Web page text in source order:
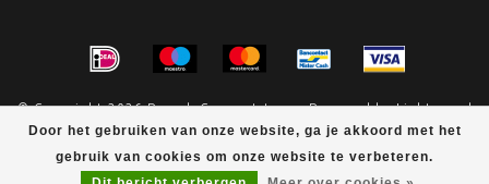
Door het gebruiken van onze website, ga je akkoord met het
gebruik van cookies om onze website te verbeteren.
© Copyright 2026 Rumah Conceptstore - Powered byLightspeed
- Theme by Dyvelopment